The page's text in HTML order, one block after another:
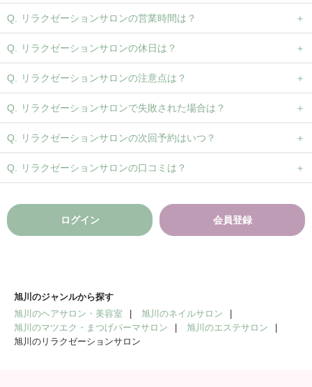
リラクゼーションサロンの営業時間は？
リラクゼーションサロンの休日は？
リラクゼーションサロンの注意点は？
リラクゼーションサロンで失敗された場合は？
リラクゼーションサロンの次回予約はいつ？
リラクゼーションサロンの口コミは？
ログイン 会員登録
旭川のジャンルから探す
旭川のヘアサロン・美容室
旭川のネイルサロン
旭川のマツエク・まつげパーマサロン
旭川のエステサロン
旭川のリラクゼーションサロン